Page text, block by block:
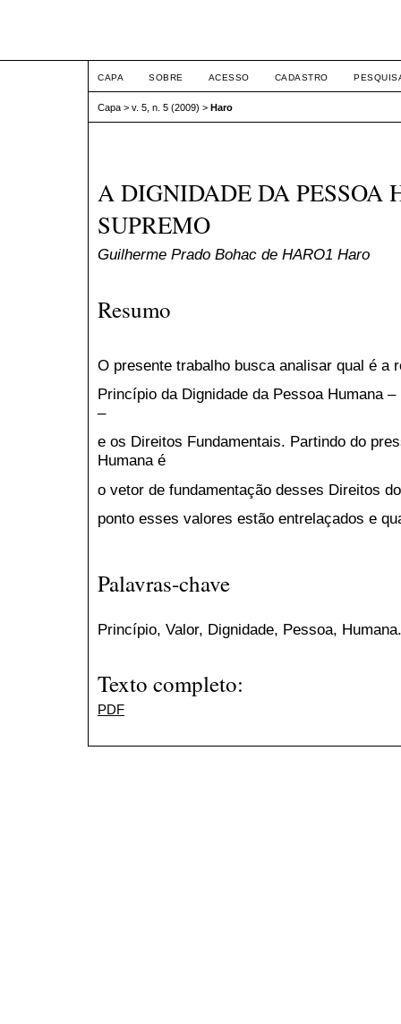
CAPA SOBRE ACESSO CADASTRO
Capa > v. 5, n. 5 (2009) > Haro
A DIGNIDADE DA PESSOA
SUPREMO
Guilherme Prado Bohac de HARO1 Haro
Resumo
O presente trabalho busca analisar qual é a
Princípio da Dignidade da Pessoa Humana
–
e os Direitos Fundamentais. Partindo do
Humana é
o vetor de fundamentação desses Direitos
ponto esses valores estão entrelaçados e
Palavras-chave
Princípio, Valor, Dignidade, Pessoa, Humana.
Texto completo:
PDF